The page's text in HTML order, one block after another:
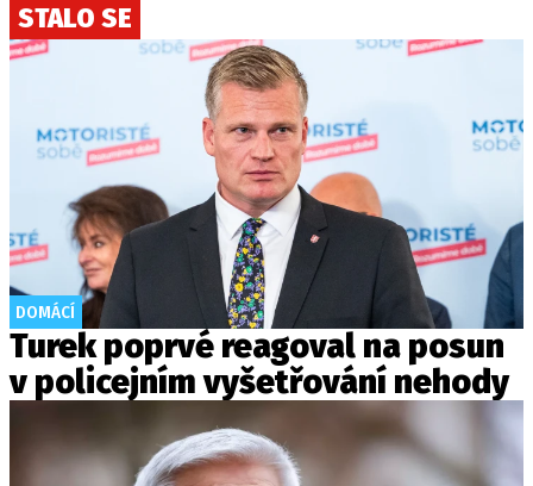
STALO SE
DOMÁCÍ
Turek poprvé reagoval na posun
v policejním vyšetřování nehody